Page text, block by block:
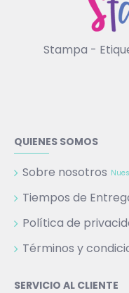
Stampa -
QUIENES SOMOS
Sobre nosotros
Tiempos de
Política de
Términos y
SERVICIO AL CLIENTE